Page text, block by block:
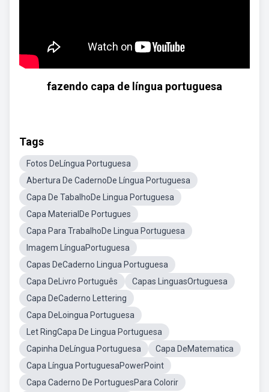
fazendo capa de língua portuguesa
Tags
Fotos DeLíngua Portuguesa
Abertura De CadernoDe Língua Portuguesa
Capa De TabalhoDe Lingua Portuguesa
Capa MaterialDe Portugues
Capa Para TrabalhoDe Lingua Portuguesa
Imagem LínguaPortuguesa
Capas DeCaderno Lingua Portuguesa
Capa DeLivro Português
Capas LinguasOrtuguesa
Capa DeCaderno Lettering
Capa DeLoingua Portuguesa
Let RingCapa De Lingua Portuguesa
Capinha DeLíngua Portuguesa
Capa DeMatematica
Capa Língua PortuguesaPowerPoint
Capa Caderno De PortuguesPara Colorir